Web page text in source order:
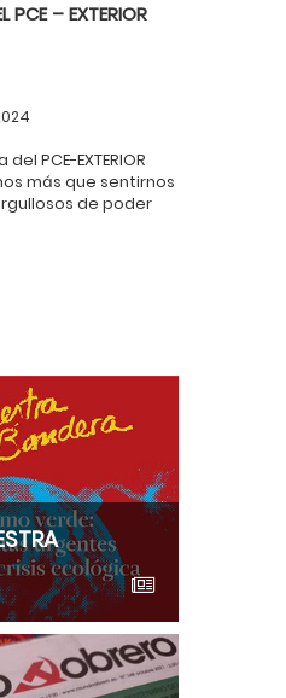
PCE – EXTERIOR
PCE-EXTERIOR
más que sentirnos
de poder
ella.